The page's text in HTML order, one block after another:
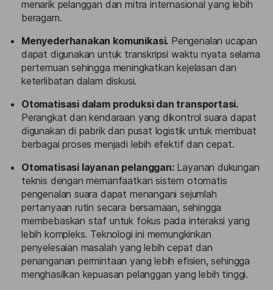
menarik pelanggan dan mitra internasional yang lebih
beragam.
Menyederhanakan komunikasi. Pengenalan ucapan
dapat digunakan untuk transkripsi waktu nyata selama
pertemuan sehingga meningkatkan kejelasan dan
keterlibatan dalam diskusi.
Otomatisasi dalam produksi dan transportasi.
Perangkat dan kendaraan yang dikontrol suara dapat
digunakan di pabrik dan pusat logistik untuk membuat
berbagai proses menjadi lebih efektif dan cepat.
Otomatisasi layanan pelanggan:Layanan dukungan
teknis dengan memanfaatkan sistem otomatis
pengenalan suara dapat menangani sejumlah
pertanyaan rutin secara bersamaan, sehingga
membebaskan staf untuk fokus pada interaksi yang
lebih kompleks. Teknologi ini memungkinkan
penyelesaian masalah yang lebih cepat dan
penanganan permintaan yang lebih efisien, sehingga
menghasilkan kepuasan pelanggan yang lebih tinggi.